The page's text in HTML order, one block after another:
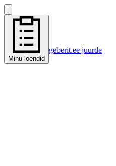
Minu loendid
geberit.ee juurde